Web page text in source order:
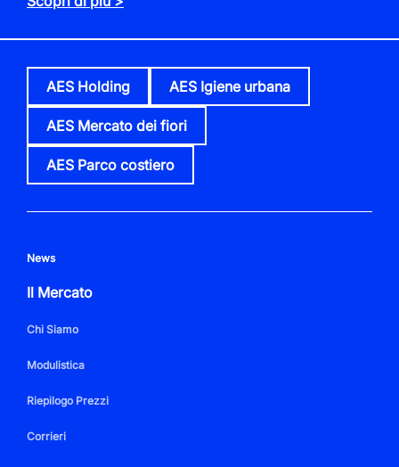
AES Holding AES Igiene urbana
AES Mercato dei fiori
AES Parco costiero
News
Il Mercato
Chi Siamo
Modulistica
Riepilogo Prezzi
Corrieri